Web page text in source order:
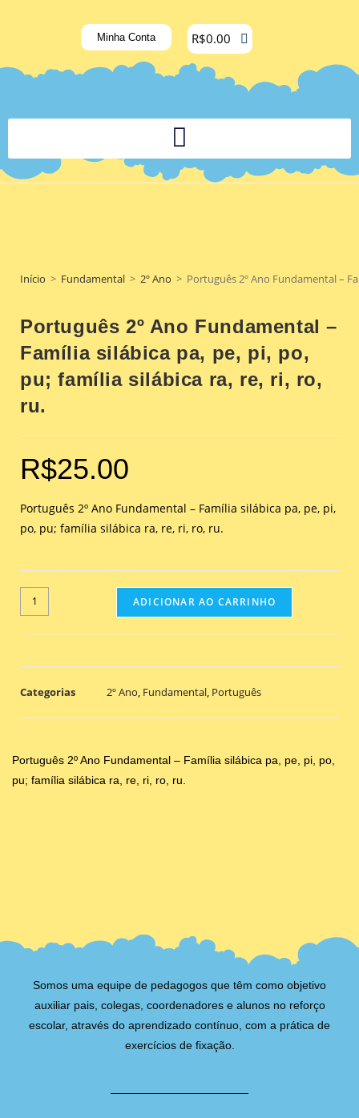
Minha Conta R$0.00
Início > Fundamental > 2º Ano > Português 2º Ano Fundamental –
Português 2º Ano Fundamental –
Família silábica pa, pe, pi, po,
pu; família silábica ra, re, ri, ro,
ru.
R$25.00
Português 2º Ano Fundamental – Família silábica pa, pe, pi,
po, pu; família silábica ra, re, ri, ro, ru.
ADICIONAR AO CARRINHO
Categorias 2º Ano Fundamental Português
Português 2º Ano Fundamental – Família silábica pa, pe, pi, po,
pu; família silábica ra, re, ri, ro, ru.
Somos uma equipe de pedagogos que têm como objetivo
auxiliar pais, colegas, coordenadores e alunos no reforço
escolar, através do aprendizado contínuo, com a prática de
exercícios de fixação.